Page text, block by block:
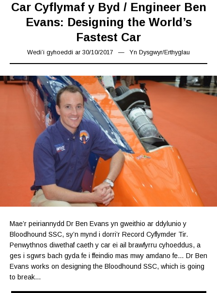
Car Cyflymaf y Byd / Engineer Ben
Evans: Designing the World’s
Fastest Car
Wedi’i gyhoeddi ar 30/10/2017 16/03/2019
Yn Dysgwyr/Erthyglau
Mae’r peiriannydd Dr Ben Evans yn gweithio ar ddylunio y
Bloodhound SSC, sy’n mynd i dorri’r Record Cyflymder Tir.
Penwythnos diwethaf caeth y car ei ail brawfyrru cyhoeddus, a
ges i sgwrs bach gyda fe i ffeindio mas mwy amdano fe… Dr Ben
Evans works on designing the Bloodhound SSC, which is going
to break…